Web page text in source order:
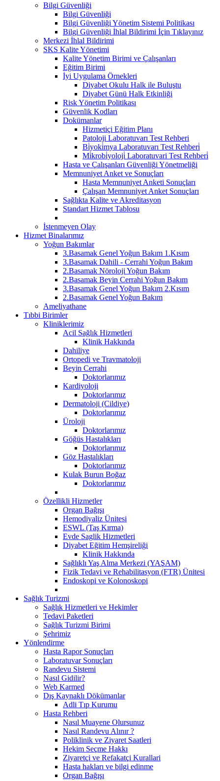
Bilgi Güvenliği
Bilgi Güvenliği
Bilgi Güvenliği Yönetim Sistemi Politikası
Bilgi Güvenliği İhlal Bildirimi İçin Tıklayınız
Merkezi İhlal Bildirimi
SKS Kalite Yönetimi
Kalite Yönetim Birimi ve Çalışanları
Eğitim Birimi
İyi Uygulama Örnekleri
Diyabet Okulu Halk ile Buluştu
Diyabet Günü Halk Etkinliği
Risk Yönetim Politikası
Güvenlik Kodları
Dokümanlar
Hizmetiçi Eğitim Planı
Patoloji Laboratuvarı Test Rehberi
Bi̇yoki̇mya Laboratuvarı Test Rehberi̇
Mi̇krobi̇yoloji̇ Laboratuvari Test Rehberi̇
Hasta ve Çalışanları Güvenliği Yönetmeliği
Memnuniyet Anket ve Sonuçları
Hasta Memnuniyet Anketi Sonuçları
Çalışan Memnuniyet Anket Sonuçları
Sağlıkta Kalite ve Akreditasyon
Standart Hizmet Tablosu
İstenmeyen Olay
Hizmet Binalarımız
Yoğun Bakımlar
3.Basamak Genel Yoğun Bakım 1.Kısım
3.Basamak Dahili - Cerrahi Yoğun Bakım
2.Basamak Nöroloji Yoğun Bakım
2.Basamak Beyin Cerrahi Yoğun Bakım
3.Basamak Genel Yoğun Bakım 2.Kısım
2.Basamak Genel Yoğun Bakım
Ameliyathane
Tıbbi Birimler
Kliniklerimiz
Acil Sağlık Hizmetleri
Klinik Hakkında
Dahiliye
Ortopedi ve Travmatoloji
Beyin Cerrahi
Doktorlarımız
Kardiyoloji
Doktorlarımız
Dermatoloji (Cildiye)
Doktorlarımız
Üroloji
Doktorlarımız
Göğüs Hastalıkları
Doktorlarımız
Göz Hastalıkları
Doktorlarımız
Kulak Burun Boğaz
Doktorlarımız
Özellikli Hizmetler
Organ Bağışı
Hemodiyaliz Ünitesi
ESWL (Taş Kırma)
Evde Saglik Hizmetleri
Diyabet Eğitim Hemşireliği
Klinik Hakkında
Sağlıklı Yaş Alma Merkezi (YAŞAM)
Fizik Tedavi ve Rehabilitasyon (FTR) Ünitesi
Endoskopi ve Kolonoskopi
Sağlık Turizmi
Sağlık Hizmetleri ve Hekimler
Tedavi Paketleri
Sağlık Turizmi Birimi
Şehrimiz
Yönlendirme
Hasta Rapor Sonuçları
Laboratuvar Sonuçları
Randevu Sistemi
Nasıl Gidilir?
Web Karmed
Dış Kaynaklı Dökümanlar
Adli Tıp Kurumu
Hasta Rehberi
Nasıl Muayene Olursunuz
Nasıl Randevu Alınır ?
Poliklinik ve Ziyaret Saatleri
Hekim Seçme Hakkı
Ziyaretçi ve Refakatçi Kurallari
Hasta hakları ve bilgi edinme
Organ Bağışı